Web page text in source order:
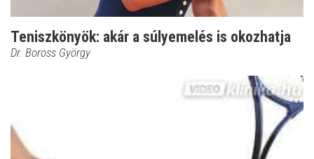
Teniszkönyök: akár a súlyemelés is okozhatja
Dr. Boross György